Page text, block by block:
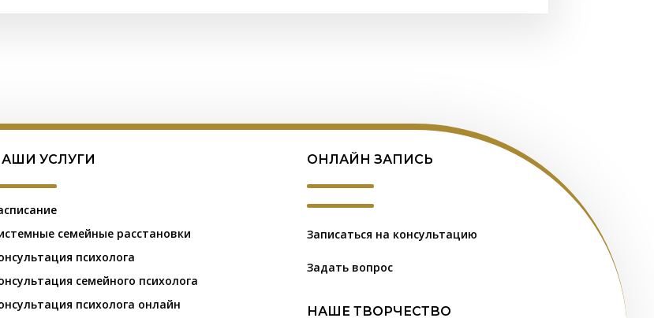
УСЛУГИ
семейные расстановки
психолога
семейного психолога
психолога онлайн
ОНЛАЙН ЗАПИСЬ
Записаться на консультацию
Задать вопрос
НАШЕ ТВОРЧЕСТВО